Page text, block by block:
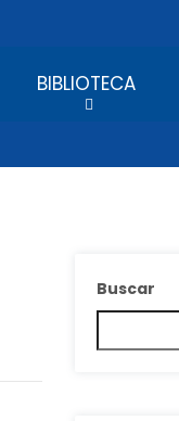
BIBLIOTECA
Buscar